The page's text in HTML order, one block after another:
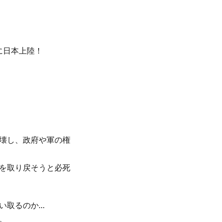
本上陸！
し、政府や軍の権
取り戻そうと必死
取るのか…